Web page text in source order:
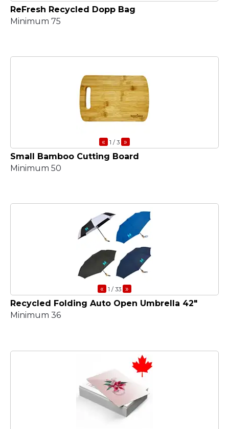
ReFresh Recycled Dopp Bag
Minimum 75
« 1 / 3 »
Small Bamboo Cutting Board
Minimum 50
« 1 / 33 »
Recycled Folding Auto Open Umbrella 42"
Minimum 36